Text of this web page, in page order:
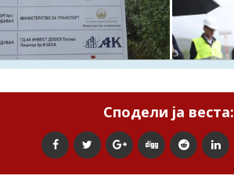
Сподели ја веста: